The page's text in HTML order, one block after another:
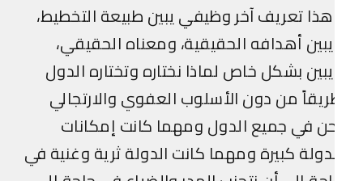
تعريف آخر وظيفي يبين طبيعة التخطيط،
أهدافه الحقيقية، ومعناه الحقيقي،
بشكل خاص لماذا نختاره وتختاره الدول
من دون الأسلوب العفوي والارتجالي
في جميع الدول ومهما كانت إمكانات
كبيرة ومهما كانت الدولة ثرية وغنية في